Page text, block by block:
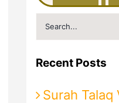
Search
for:
Recent Posts
Surah Talaq